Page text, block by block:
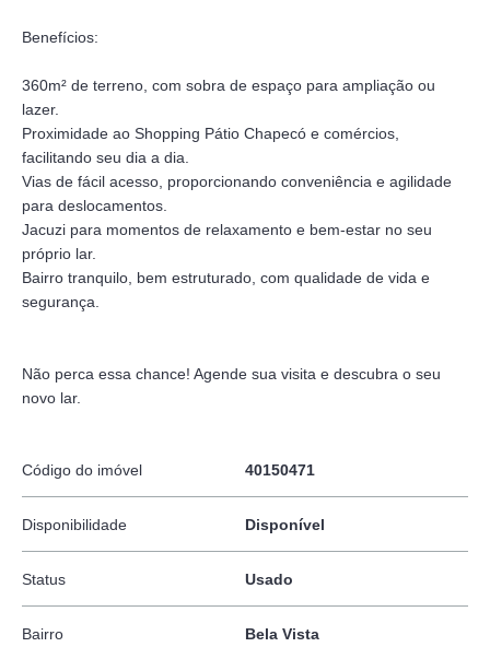
Benefícios:
360m² de terreno, com sobra de espaço para ampliação ou
lazer.
Proximidade ao Shopping Pátio Chapecó e comércios,
facilitando seu dia a dia.
Vias de fácil acesso, proporcionando conveniência e agilidade
para deslocamentos.
Jacuzi para momentos de relaxamento e bem-estar no seu
próprio lar.
Bairro tranquilo, bem estruturado, com qualidade de vida e
segurança.
Não perca essa chance! Agende sua visita e descubra o seu
novo lar.
Código do imóvel 40150471
Disponibilidade Disponível
Status Usado
Bairro Bela Vista